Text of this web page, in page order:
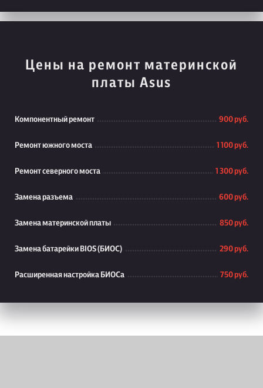
Цены на ремонт материнской
платы Asus
Компонентный ремонт 900 руб.
Ремонт южного моста 1 100 руб.
Ремонт северного моста 1 300 руб.
Замена разъема 600 руб.
Замена материнской платы 850 руб.
Замена батарейки BIOS (БИОС) 290 руб.
Расширенная настройка БИОСа 750 руб.